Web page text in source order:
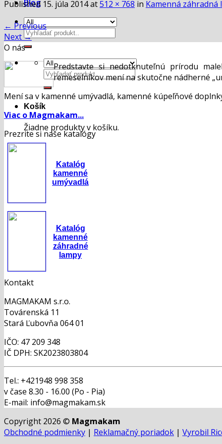
Blog
Hľadať:
Hľadať:
Košík
Žiadne produkty v košíku.
Published 15. júla 2014at512 × 768 in Kamenná záhradná
← Previous
Next→
O nás
Predstavte si nedotknuteľnú prírodu
remeselníkov mení na skutočne nádherné
Mení sa v kamenné umývadlá, kamenné kúpeľňové
Viac o Magmakam...
Prezrite si naše katalógy
Katalóg
kamenné
umývadlá
Katalóg
kamenné
záhradné
lampy
Kontakt
MAGMAKAM s.r.o.
Továrenská 11
Stará Ľubovňa 064 01
IČO: 47 209 348
IČ DPH: SK2023803804
Tel.: +421948 998 358
v čase 8.30 - 16.00 (Po - Pia)
E-mail: info@magmakam.sk
Copyright 2026 © Magmakam
Obchodné podmienky | Reklamačný poriadok | Vyrobil